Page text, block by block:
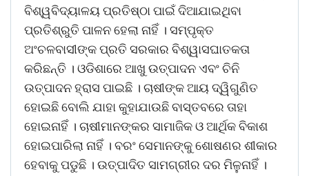
ବିଶ୍ୱବିଦ୍ୟାଳୟ ପ୍ରତିଷ୍ଠା ପାଇଁ ଦିଆଯାଇଥିବା
ପ୍ରତିଶ୍ରୁତି ପାଳନ ହେଲା ନାହିଁ । ସମ୍ପୃକ୍ତ
ଅଂଚଳବାସୀଙ୍କ ପ୍ରତି ସରକାର ବିଶ୍ୱାସଘାତକତା
କରିଛନ୍ତି । ଓଡିଶାରେ ଆଖୁ ଉତ୍ପାଦନ ଏବଂ ଚିନି
ଉତ୍ପାଦନ ହ୍ରାସ ପାଇଛି । ଚାଷୀଙ୍କ ଆୟ ଦ୍ୱିଗୁଣିତ
ହୋଇଛି ବୋଲି ଯାହା କୁହାଯାଉଛି ବାସ୍ତବରେ ତାହା
ହୋଇନାହିଁ । ଚାଷୀମାନଙ୍କର ସାମାଜିକ ଓ ଆର୍ଥିକ ବିକାଶ
ହୋଇପାରିଲା ନାହିଁ । ବରଂ ସେମାନଙ୍କୁ ଶୋଷଣର ଶୀକାର
ହେବାକୁ ପଡୁଛି । ଉତ୍ପାଦିତ ସାମଗ୍ରୀର ଦର ମିଳୁନାହିଁ ।